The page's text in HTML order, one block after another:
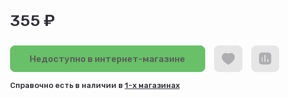
355 ₽
Недоступно в интернет-магазине
Cправочно есть в наличии в 1-х магазинах